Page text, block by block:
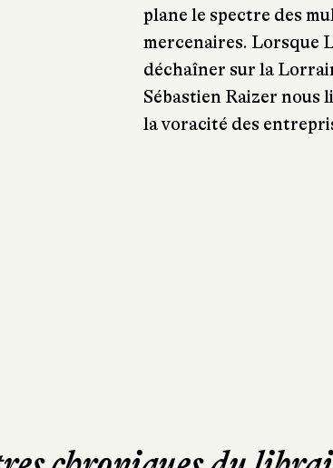
plane le spectre des
mercenaires. Lorsque
déchaîner sur la
Sébastien Raizer nous
la voracité des